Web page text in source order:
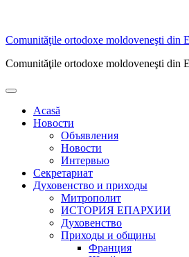
Skip
content
Comunităţile ortodoxe moldoveneşti din
Comunităţile ortodoxe moldoveneşti din
Primary
Acasă
Новости
Объявления
Новости
Интервью
Секретариат
Духовенство и приходы
Митрополит
ИСТОРИЯ ЕПАРХИИ
Духовенство
Приходы и общины
Франция